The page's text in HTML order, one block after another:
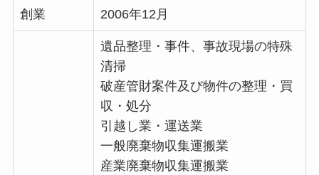
創業 2006年12月
遺品整理・事件、事故現場の特殊
清掃
破産管財案件及び物件の整理・買
収・処分
引越し業・運送業
一般廃棄物収集運搬業
産業廃棄物収集運搬業